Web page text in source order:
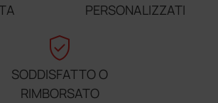
PERSONALIZZATI
verified_user
SODDISFATTO O
RIMBORSATO